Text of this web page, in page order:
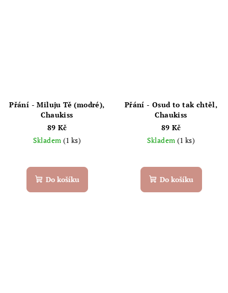
Přání - Miluju Tě (modré),
Chaukiss
89 Kč
Skladem (1 ks)
Do košíku
Přání - Osud to tak chtěl,
Chaukiss
89 Kč
Skladem (1 ks)
Do košíku